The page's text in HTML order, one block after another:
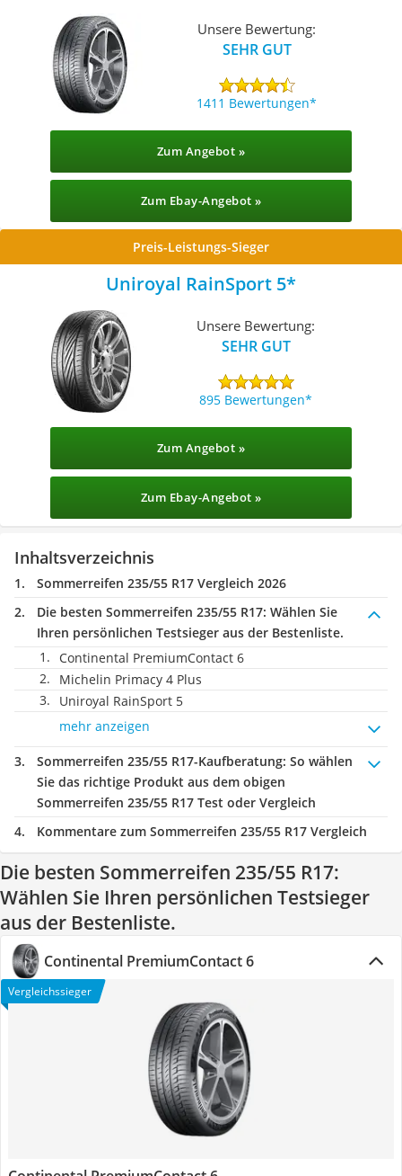
Unsere Bewertung:
SEHR GUT
1411 Bewertungen
Zum Angebot »
Zum Ebay-Angebot »
Preis-Leistungs-Sieger
Uniroyal RainSport 5
Unsere Bewertung:
SEHR GUT
895 Bewertungen
Zum Angebot »
Zum Ebay-Angebot »
Inhaltsverzeichnis
Sommerreifen 235/55 R17 Vergleich 2026
Die besten Sommerreifen 235/55 R17: Wählen Sie
Ihren persönlichen Testsieger aus der Bestenliste.
Continental PremiumContact 6
Michelin Primacy 4 Plus
Uniroyal RainSport 5
mehr anzeigen
Sommerreifen 235/55 R17-Kaufberatung: So wählen
Sie das richtige Produkt aus dem obigen
Sommerreifen 235/55 R17 Test oder Vergleich
Kommentare zum Sommerreifen 235/55 R17 Vergleich
Die besten Sommerreifen 235/55 R17:
Wählen Sie Ihren persönlichen Testsieger
aus der Bestenliste.
Continental PremiumContact 6
Vergleichssieger